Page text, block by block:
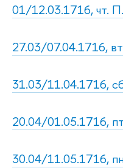
01/12.03.1716, чт. П.
27.03/07.04.1716,
31.03/11.04.1716,
20.04/01.05.1716,
30.04/11.05.1716,